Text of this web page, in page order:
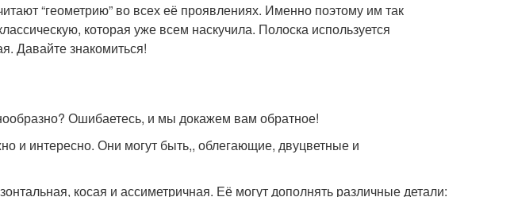
“геометрию” во всех её проявлениях. Именно поэтому им так
которая уже всем наскучила. Полоска используется
Давайте знакомиться!
Ошибаетесь, и мы докажем вам обратное!
и интересно. Они могут быть,, облегающие, двуцветные и
косая и ассиметричная. Её могут дополнять различные детали: